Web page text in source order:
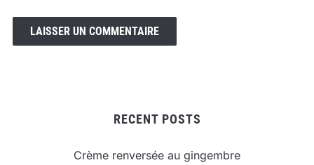
RECENT POSTS
Crème renversée au gingembre